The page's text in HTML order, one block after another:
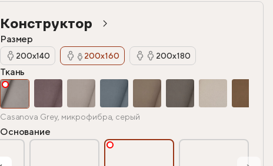
Конструктор
Размер
200х140 200х160 200х180
Ткань
Casanova Grey, микрофибра, серый
Основание